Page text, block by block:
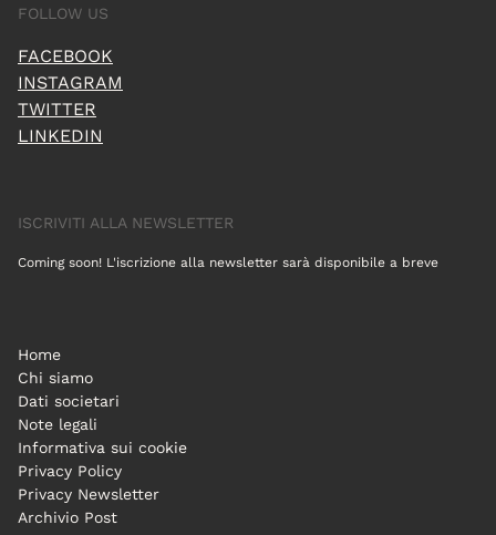
FOLLOW US
FACEBOOK
INSTAGRAM
TWITTER
LINKEDIN
ISCRIVITI ALLA NEWSLETTER
Coming soon! L'iscrizione alla newsletter sarà disponibile a breve
Home
Chi siamo
Dati societari
Note legali
Informativa sui cookie
Privacy Policy
Privacy Newsletter
Archivio Post